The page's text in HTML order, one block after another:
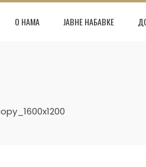
О НАМА ЈАВНЕ НАБАВКЕ